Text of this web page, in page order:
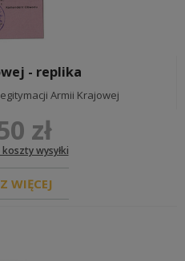
- replika
Armii Krajowej
zł
wysyłki
WIĘCEJ